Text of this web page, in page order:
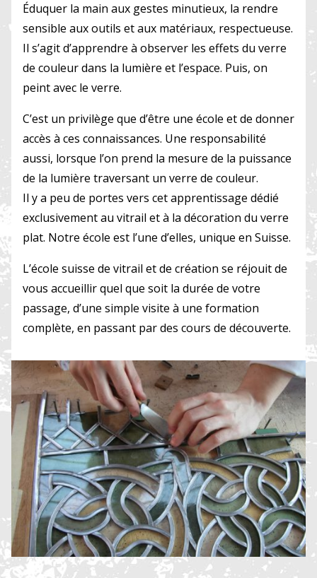
Éduquer la main aux gestes minutieux, la rendre
sensible aux outils et aux matériaux, respectueuse.
Il s’agit d’apprendre à observer les effets du verre
de couleur dans la lumière et l’espace. Puis, on
peint avec le verre.
C’est un privilège que d’être une école et de donner
accès à ces connaissances. Une responsabilité
aussi, lorsque l’on prend la mesure de la puissance
de la lumière traversant un verre de couleur.
Il y a peu de portes vers cet apprentissage dédié
exclusivement au vitrail et à la décoration du verre
plat. Notre école est l’une d’elles, unique en Suisse.
L’école suisse de vitrail et de création se réjouit de
vous accueillir quel que soit la durée de votre
passage, d’une simple visite à une formation
complète, en passant par des cours de découverte.